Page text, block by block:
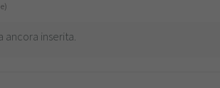
ancora inserita.